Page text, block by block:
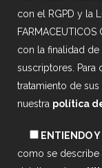
con el RGPD y la
con la finalidad
suscriptores. Para
tratamiento de
nuestra política
ENTIENDO
como se describe